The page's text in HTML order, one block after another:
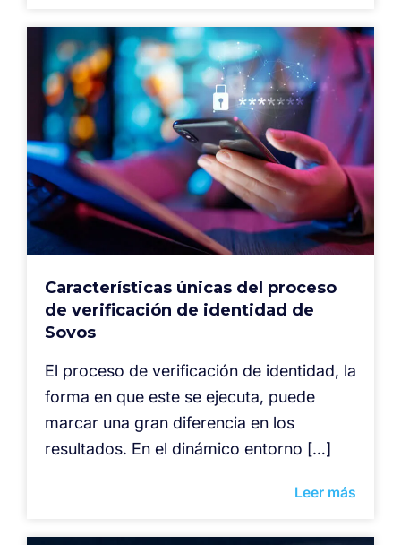
Características únicas del proceso
de verificación de identidad de
Sovos
El proceso de verificación de identidad, la
forma en que este se ejecuta, puede
marcar una gran diferencia en los
resultados. En el dinámico entorno […]
Leer más